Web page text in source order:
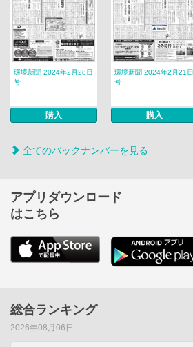
環境新聞 2024年2月28日
号
購入
環境新聞 2024年2月21日
号
購入
全てのバックナンバーを見る
アプリダウンロード
はこちら
総合ランキング
2026年08月06日